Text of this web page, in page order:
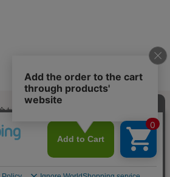
ジト
ップ
へ
わせフォーム
法に基づく表記 ｜ 会社概要